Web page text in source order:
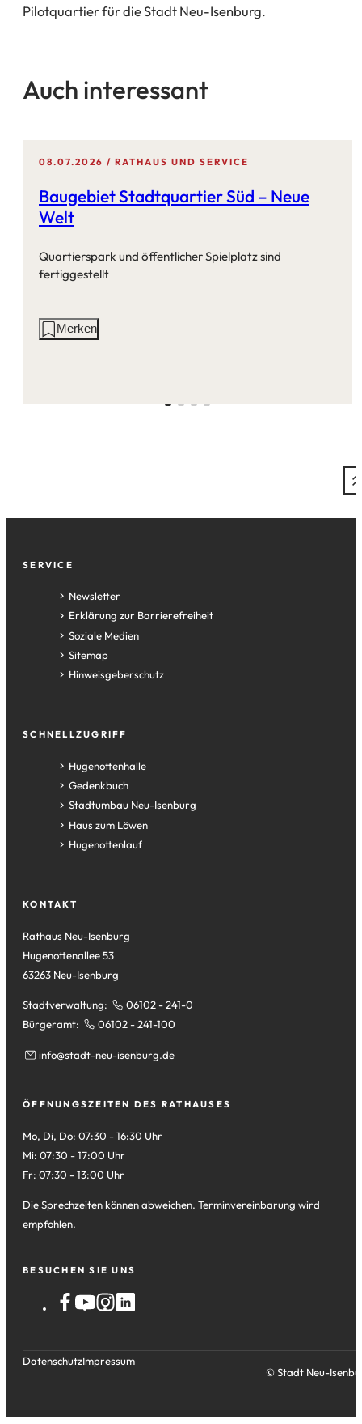
Pilotquartier für die Stadt Neu-Isenburg.
Auch interessant
08.07.2026 RATHAUS UND SERVICE
Baugebiet Stadtquartier Süd – Neue
Welt
Quartierspark und öffentlicher Spielplatz sind
fertiggestellt
AktionenMerken
Fußzeile
SERVICE
Newsletter
Erklärung zur Barrierefreiheit
Soziale Medien
Sitemap
Hinweisgeberschutz
SCHNELLZUGRIFF
Hugenottenhalle
(Öffnet
in
einem
neuen
Tab)
Gedenkbuch
(Öffnet
in
einem
neuen
Stadtumbau Neu-Isenburg
(Öffnet
in
einem
Haus zum Löwen
(Öffnet
in
Tab)
Hugenottenlauf
(Öffnet
neuen
KONTAKT
Rathaus Neu-Isenburg
Hugenottenallee 53
63263 Neu-Isenburg
Stadtverwaltung:
06102 - 241-0
Bürgeramt:
06102 - 241-100
info stadt-neu-isenburg de
ÖFFNUNGSZEITEN DES RATHAUSES
Mo, Di, Do: 07:30 - 16:30 Uhr
Mi: 07:30 - 17:00 Uhr
Fr: 07:30 - 13:00 Uhr
Die Sprechzeiten können abweichen. Terminvereinbarung wird
empfohlen.
BESUCHEN SIE UNS
DatenschutzImpressum
© Stadt Neu-